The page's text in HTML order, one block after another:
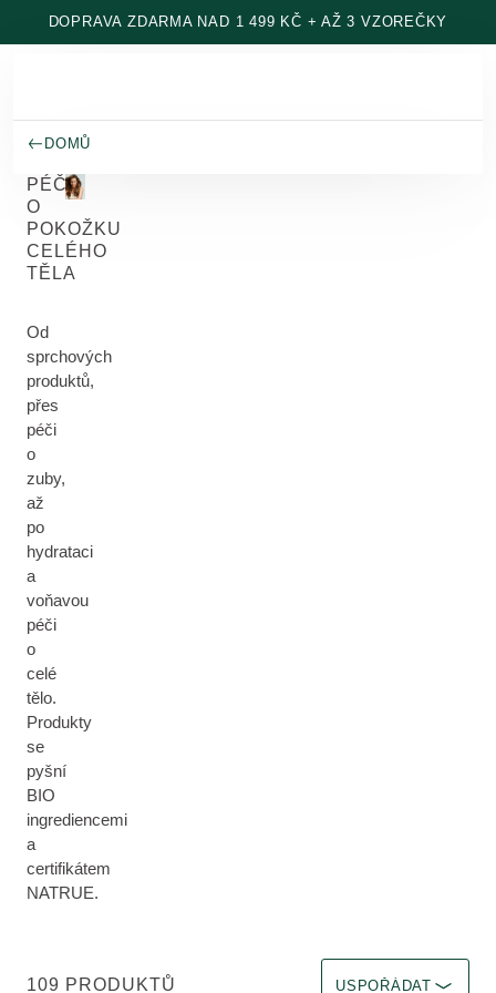
Přeskočit na hlavní obsah
DOPRAVA ZDARMA NAD 1 499 KČ + AŽ 3 VZOREČKY
DOMŮ
PÉČE
O
POKOŽKU
CELÉHO
TĚLA
Od
sprchových
produktů,
přes
péči
o
zuby,
až
po
hydrataci
a
voňavou
péči
o
celé
tělo.
Produkty
se
pyšní
BIO
ingrediencemi
a
certifikátem
NATRUE.
109 PRODUKTŮ USPOŘÁDAT